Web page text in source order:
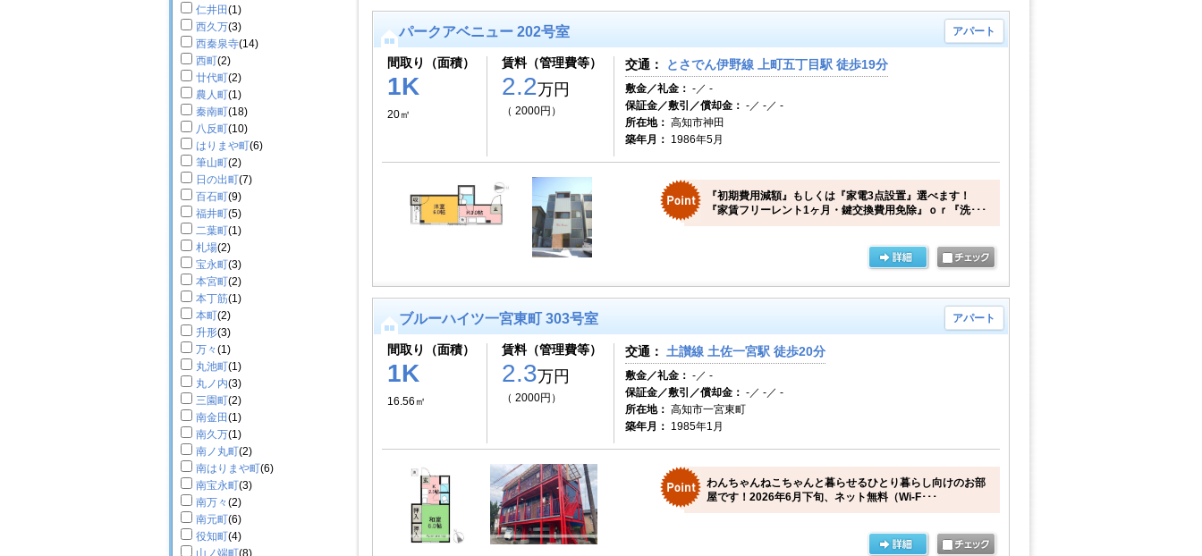
仁井田(1)
西久万(3)
西秦泉寺(14)
西町(2)
廿代町(2)
農人町(1)
秦南町(18)
八反町(10)
はりまや町(6)
筆山町(2)
日の出町(7)
百石町(9)
福井町(5)
二葉町(1)
札場(2)
宝永町(3)
本宮町(2)
本丁筋(1)
本町(2)
升形(3)
万々(1)
丸池町(1)
丸ノ内(3)
三園町(2)
南金田(1)
南久万(1)
南ノ丸町(2)
南はりまや町(6)
南宝永町(3)
南万々(2)
南元町(6)
役知町(4)
山ノ端町(8)
パークアベニュー 202号室 アパート
間取り（面積）
1K
20㎡
賃料（管理費等）
2.2万円
（ 2000円）
交通： とさでん伊野線 上町五丁目駅 徒歩19分
敷金／礼金： -／ -
保証金／敷引／償却金： -／ -／ -
所在地： 高知市神田
築年月： 1986年5月
『初期費用減額』もしくは『家電3点設置』選べます！
『家賃フリーレント1ヶ月・鍵交換費用免除』ｏｒ『洗･･･
ブルーハイツ一宮東町 303号室 アパート
間取り（面積）
1K
16.56㎡
賃料（管理費等）
2.3万円
（ 2000円）
交通： 土讃線 土佐一宮駅 徒歩20分
敷金／礼金： -／ -
保証金／敷引／償却金： -／ -／ -
所在地： 高知市一宮東町
築年月： 1985年1月
わんちゃんねこちゃんと暮らせるひとり暮らし向けのお部
屋です！2026年6月下旬、ネット無料（Wi-F･･･